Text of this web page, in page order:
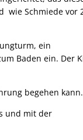
wie Schmiede vor
ein
Baden ein. Der
begehen kann.
und mit der